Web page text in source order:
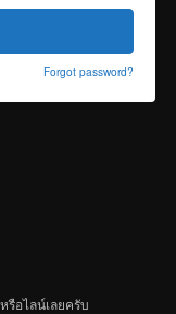
Forgot password?
อไลน์เลยครับ